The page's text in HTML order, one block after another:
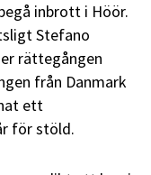
inbrott i Höör.
Stefano
rättegången
från Danmark
ett
för stöld.